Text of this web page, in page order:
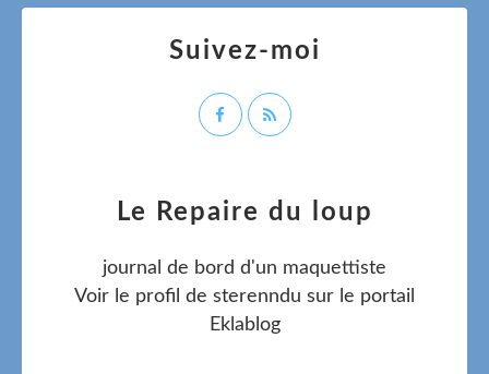
Le Repaire du loup
journal de bord d'un maquettiste
Voir le profil de sterenndu sur le portail
Eklablog
Suivez-moi